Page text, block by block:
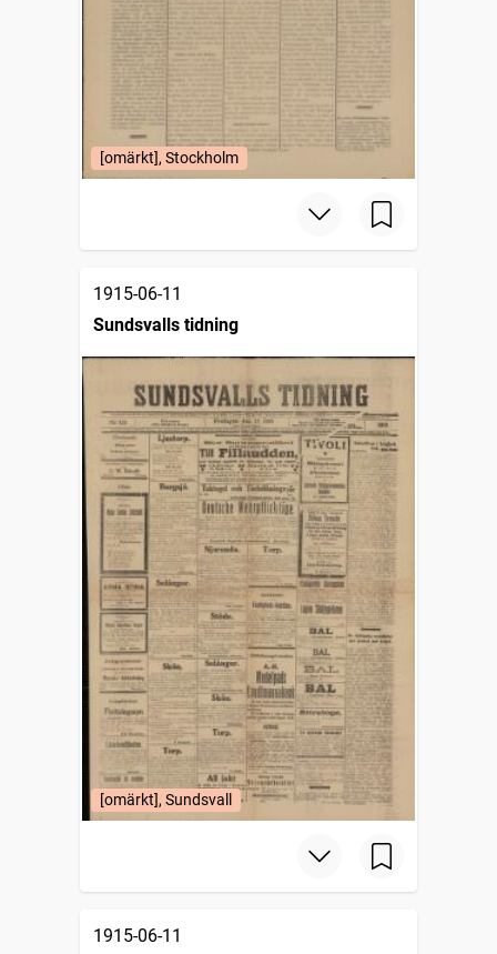
[omärkt], Stockholm
1915-06-11
Sundsvalls tidning
[omärkt], Sundsvall
1915-06-11